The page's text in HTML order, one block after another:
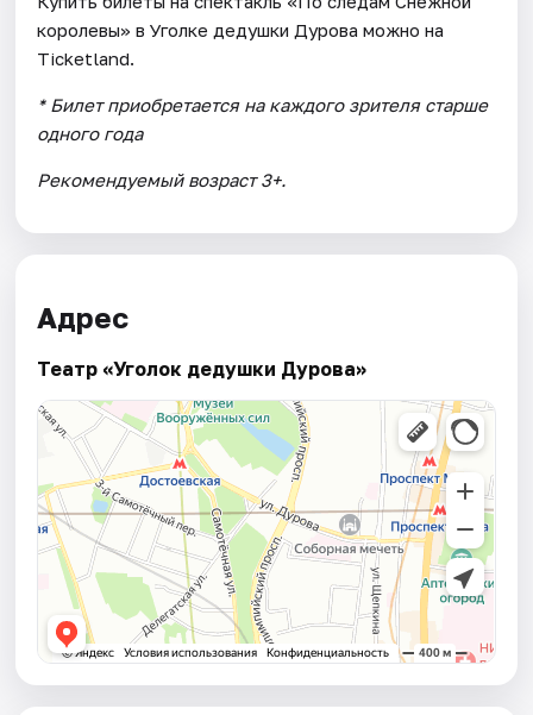
королевы» в Уголке дедушки Дурова можно на
Ticketland.
* Билет приобретается на каждого зрителя старше
одного года
Рекомендуемый возраст 3+.
Адрес
Театр «Уголок дедушки Дурова»